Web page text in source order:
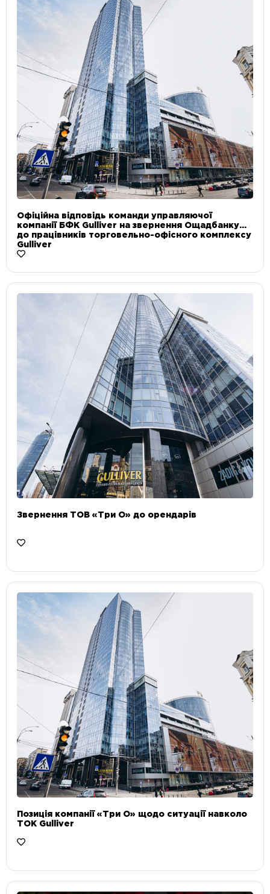
Офіційна відповідь команди управляючої
компанії БФК Gulliver на звернення Ощадбанку
до працівників торговельно-офісного комплексу
Gulliver
Звернення ТОВ «Три О» до орендарів
Позиція компанії «Три О» щодо ситуації навколо
ТОК Gulliver